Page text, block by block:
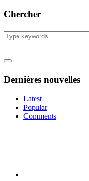
Chercher
Dernières nouvelles
Latest
Popular
Comments